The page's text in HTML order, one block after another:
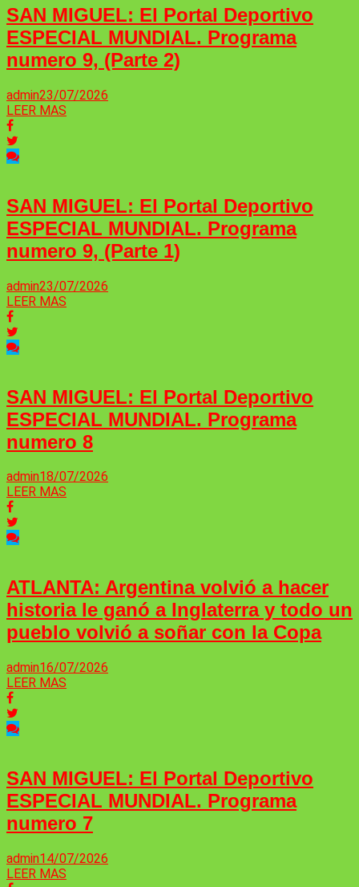
SAN MIGUEL: El Portal Deportivo
ESPECIAL MUNDIAL. Programa
numero 9, (Parte 2)
admin23/07/2026
LEER MAS
SAN MIGUEL: El Portal Deportivo
ESPECIAL MUNDIAL. Programa
numero 9, (Parte 1)
admin23/07/2026
LEER MAS
SAN MIGUEL: El Portal Deportivo
ESPECIAL MUNDIAL. Programa
numero 8
admin18/07/2026
LEER MAS
ATLANTA: Argentina volvió a hacer
historia le ganó a Inglaterra y todo un
pueblo volvió a soñar con la Copa
admin16/07/2026
LEER MAS
SAN MIGUEL: El Portal Deportivo
ESPECIAL MUNDIAL. Programa
numero 7
admin14/07/2026
LEER MAS